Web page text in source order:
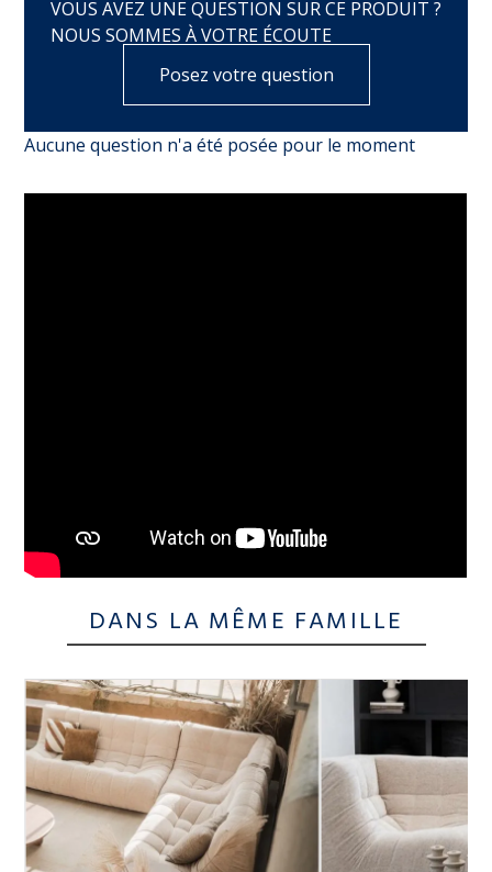
VOUS AVEZ UNE QUESTION SUR CE PRODUIT ?
NOUS SOMMES À VOTRE ÉCOUTE
Posez votre question
Aucune question n'a été posée pour le moment
DANS LA MÊME FAMILLE